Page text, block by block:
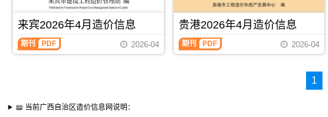
📖 当前广西自治区造价信息网说明：
来宾2026年4月造价信息
期刊 PDF 2026-04
贵港2026年4月造价信息
期刊 PDF 2026-04
1